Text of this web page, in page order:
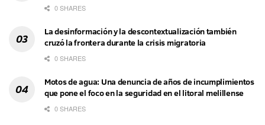
0 SHARES
La desinformación y la descontextualización también
cruzó la frontera durante la crisis migratoria
0 SHARES
Motos de agua: Una denuncia de años de incumplimientos
que pone el foco en la seguridad en el litoral melillense
0 SHARES